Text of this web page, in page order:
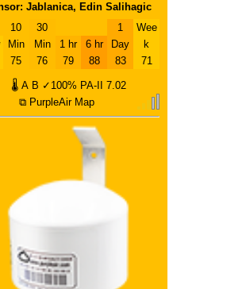
Jablanica, Edin Salihagic
10
Min
75
30
Min
76
1 hr
79
6 hr
88
1
Day
83
Wee
k
71
🌡 A B ✓100% PA-II
7.02
⧉ PurpleAir Map